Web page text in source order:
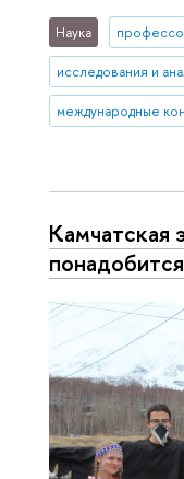
Наука
исследования и
международные
Камчатская
понадобится